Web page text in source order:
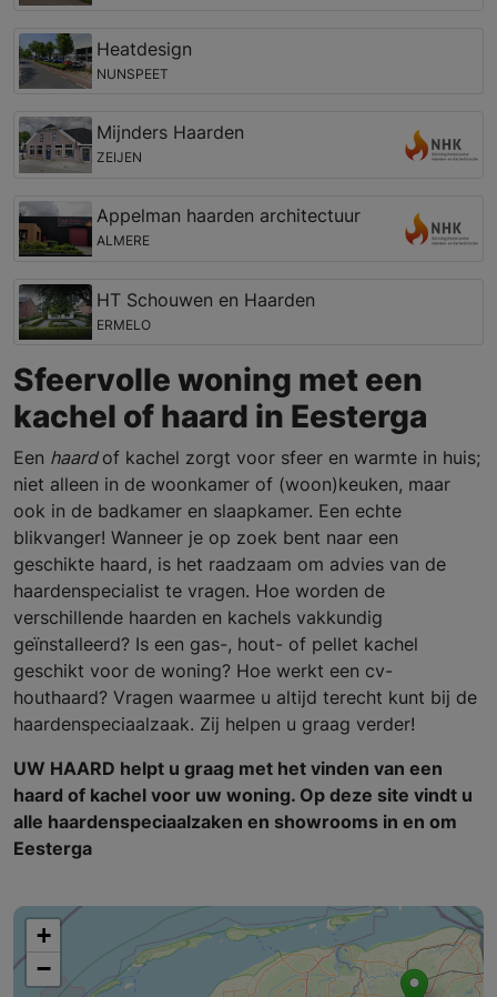
Heatdesign
NUNSPEET
Mijnders Haarden
ZEIJEN
Appelman haarden architectuur
ALMERE
HT Schouwen en Haarden
ERMELO
Sfeervolle woning met een
kachel of haard in Eesterga
Een haard of kachel zorgt voor sfeer en warmte in huis;
niet alleen in de woonkamer of (woon)keuken, maar
ook in de badkamer en slaapkamer. Een echte
blikvanger! Wanneer je op zoek bent naar een
geschikte haard, is het raadzaam om advies van de
haardenspecialist te vragen. Hoe worden de
verschillende haarden en kachels vakkundig
geïnstalleerd? Is een gas-, hout- of pellet kachel
geschikt voor de woning? Hoe werkt een cv-
houthaard? Vragen waarmee u altijd terecht kunt bij de
haardenspeciaalzaak. Zij helpen u graag verder!
UW HAARD helpt u graag met het vinden van een
haard of kachel voor uw woning. Op deze site vindt u
alle haardenspeciaalzaken en showrooms in en om
Eesterga
+
−